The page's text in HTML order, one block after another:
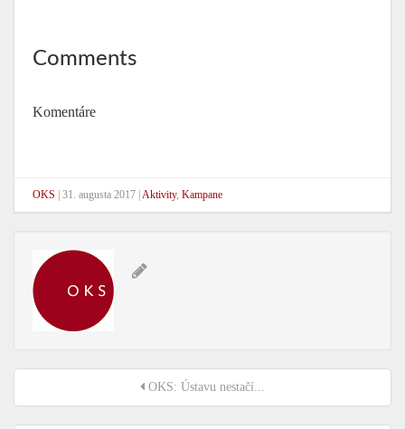
Comments
Komentáre
OKS 31. augusta 2017 Aktivity, Kampane
OKS: Ústavu nestačí...